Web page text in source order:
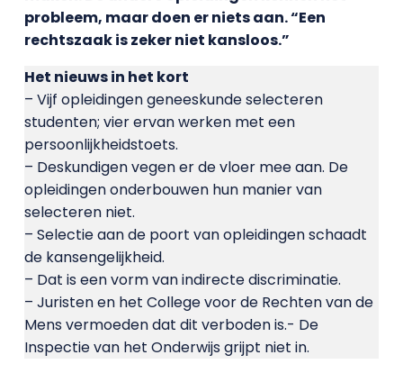
probleem, maar doen er niets aan. “Een
rechtszaak is zeker niet kansloos.”
Het nieuws in het kort
– Vijf opleidingen geneeskunde selecteren
studenten; vier ervan werken met een
persoonlijkheidstoets.
– Deskundigen vegen er de vloer mee aan. De
opleidingen onderbouwen hun manier van
selecteren niet.
– Selectie aan de poort van opleidingen schaadt
de kansengelijkheid.
– Dat is een vorm van indirecte discriminatie.
– Juristen en het College voor de Rechten van de
Mens vermoeden dat dit verboden is.- De
Inspectie van het Onderwijs grijpt niet in.